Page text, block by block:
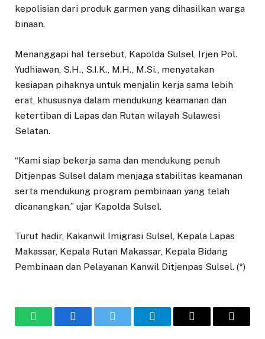
kepolisian dari produk garmen yang dihasilkan warga
binaan.
Menanggapi hal tersebut, Kapolda Sulsel, Irjen Pol.
Yudhiawan, S.H., S.I.K., M.H., M.Si., menyatakan
kesiapan pihaknya untuk menjalin kerja sama lebih
erat, khususnya dalam mendukung keamanan dan
ketertiban di Lapas dan Rutan wilayah Sulawesi
Selatan.
“Kami siap bekerja sama dan mendukung penuh
Ditjenpas Sulsel dalam menjaga stabilitas keamanan
serta mendukung program pembinaan yang telah
dicanangkan,” ujar Kapolda Sulsel.
Turut hadir, Kakanwil Imigrasi Sulsel, Kepala Lapas
Makassar, Kepala Rutan Makassar, Kepala Bidang
Pembinaan dan Pelayanan Kanwil Ditjenpas Sulsel. (*)
WhatsAppFacebookTwitter TelegramCopy
Email